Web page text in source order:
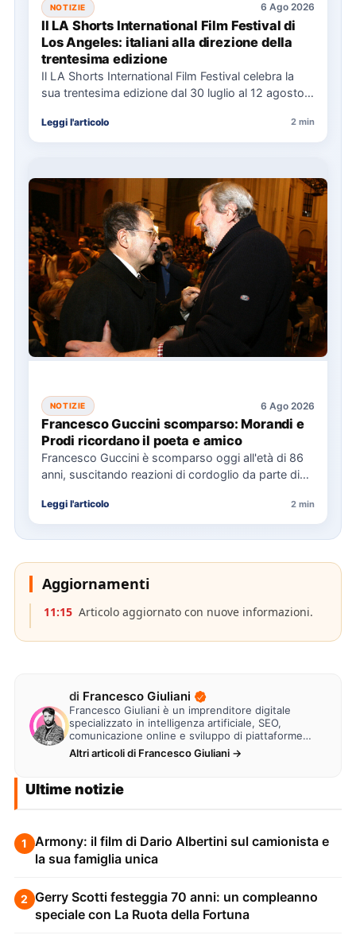
NOTIZIE 6 Ago 2026
Il LA Shorts International Film Festival di
Los Angeles: italiani alla direzione della
trentesima edizione
Il LA Shorts International Film Festival celebra la
sua trentesima edizione dal 30 luglio al 12 agosto,
Leggi l'articolo 2 min
NOTIZIE 6 Ago 2026
Francesco Guccini scomparso: Morandi e
Prodi ricordano il poeta e amico
Francesco Guccini è scomparso oggi all'età di 86
anni, suscitando reazioni di cordoglio da parte di
Leggi l'articolo 2 min
Aggiornamenti
11:15 Articolo aggiornato con nuove informazioni.
di Francesco Giuliani
Francesco Giuliani è un imprenditore digitale
specializzato in intelligenza artificiale, SEO,
comunicazione online e sviluppo di piattaforme
web. Lavora alla creazione di…
Altri articoli di Francesco Giuliani →
Ultime notizie
1
Armony: il film di Dario Albertini sul camionista e
la sua famiglia unica
2 Gerry Scotti festeggia 70 anni: un compleanno
speciale con La Ruota della Fortuna